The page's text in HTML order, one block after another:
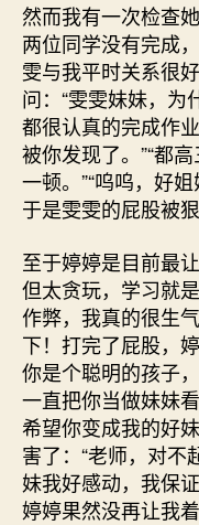
然而我有一次检查
两位同学没有完成
雯与我平时关系很
问：“雯雯妹妹，为
都很认真的完成作
被你发现了。”“都
一顿。”“呜呜，好
于是雯雯的屁股被
至于婷婷是目前最
但太贪玩，学习就
作弊，我真的很生
下！打完了屁股，
你是个聪明的孩子
一直把你当做妹妹
希望你变成我的好
害了：“老师，对
妹我好感动，我保
婷婷果然没再让我着